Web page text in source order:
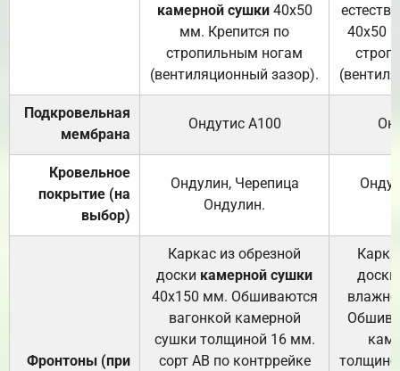
камерной сушки40х50
мм. Крепится по
стропильным ногам
(вентиляционный зазор).
40х50
Подкровельная
мембрана
Ондутис А100
Кровельное
покрытие (на
выбор)
Ондулин, Черепица
Ондулин.
Фронтоны (при
Каркас из обрезной
доски камерной сушки
40х150 мм. Обшиваются
вагонкой камерной
сушки толщиной 16 мм.
сорт АВ по контррейке
доски